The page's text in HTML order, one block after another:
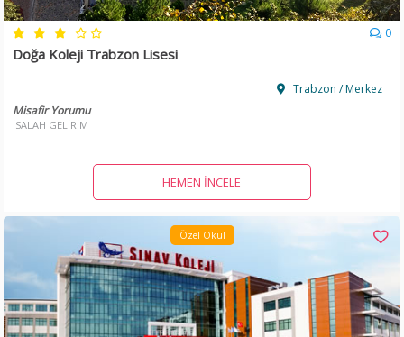
0
Doğa Koleji Trabzon Lisesi
Trabzon / Merkez
Misafir Yorumu
İSALAH GELİRİM
HEMEN İNCELE
Özel Okul